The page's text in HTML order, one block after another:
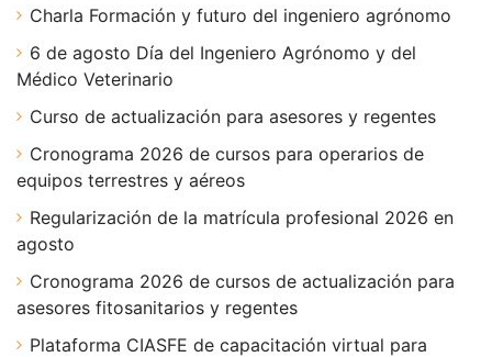
Charla Formación y futuro del ingeniero agrónomo
6 de agosto Día del Ingeniero Agrónomo y del
Médico Veterinario
Curso de actualización para asesores y regentes
Cronograma 2026 de cursos para operarios de
equipos terrestres y aéreos
Regularización de la matrícula profesional 2026 en
agosto
Cronograma 2026 de cursos de actualización para
asesores fitosanitarios y regentes
Plataforma CIASFE de capacitación virtual para